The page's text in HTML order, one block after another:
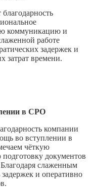
коммуникацию и
работе
задержек и
затрат времени.
в СРО
компании
во вступлении в
чёткую
документов
слаженным
и оперативно